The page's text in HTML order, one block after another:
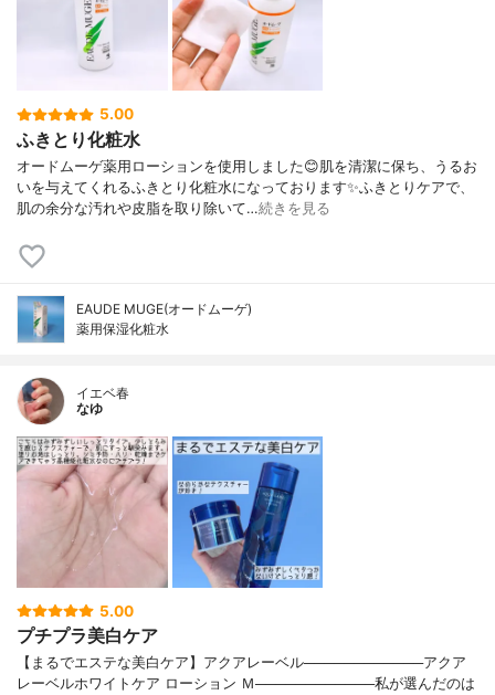
5.00
ふきとり化粧水
オードムーゲ薬用ローションを使用しました😊肌を清潔に保ち、うるお
いを与えてくれるふきとり化粧水になっております✨ふきとりケアで、
肌の余分な汚れや皮脂を取り除いて…続きを見る
EAUDE MUGE(オードムーゲ)
薬用保湿化粧水
イエベ春
なゆ
5.00
プチプラ美白ケア
【まるでエステな美白ケア】アクアレーベル────────────アクア
レーベルホワイトケア ローション Ｍ────────────私が選んだのは